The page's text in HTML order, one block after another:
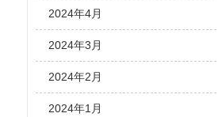
2024年4月
2024年3月
2024年2月
2024年1月